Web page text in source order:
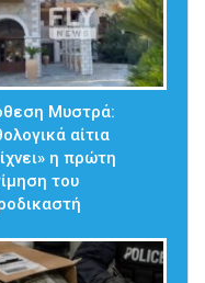
Μυστρά:
αίτια
η πρώτη
του